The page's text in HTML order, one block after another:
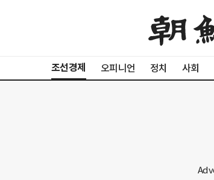
조선경제 오피니언 정치 사회